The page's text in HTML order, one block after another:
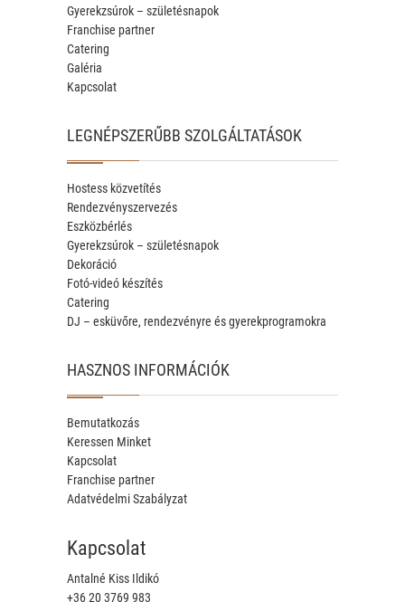
Gyerekzsúrok – születésnapok
Franchise partner
Catering
Galéria
Kapcsolat
LEGNÉPSZERŰBB SZOLGÁLTATÁSOK
Hostess közvetítés
Rendezvényszervezés
Eszközbérlés
Gyerekzsúrok – születésnapok
Dekoráció
Fotó-videó készítés
Catering
DJ – esküvőre, rendezvényre és gyerekprogramokra
HASZNOS INFORMÁCIÓK
Bemutatkozás
Keressen Minket
Kapcsolat
Franchise partner
Adatvédelmi Szabályzat
Kapcsolat
Antalné Kiss Ildikó
+36 20 3769 983